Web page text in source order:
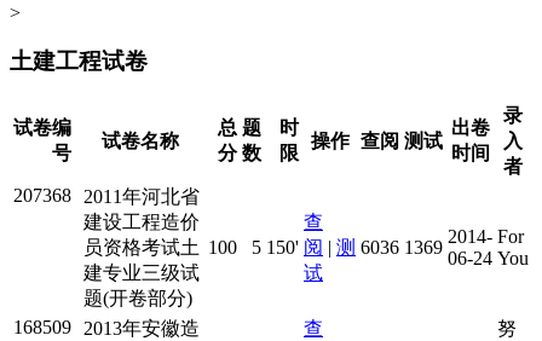
>
土建工程试卷
试卷编
号
试卷名称
总
分
题
数
时
限
操作 查阅 测试
出卷
时间
录
入
者
207368
2011年河北省
建设工程造价
员资格考试土
建专业三级试
题(开卷部分)
100 5 150'
查
阅 | 测
试
6036 1369
2014-
06-24
For
You
168509
2013年安徽造
查
努